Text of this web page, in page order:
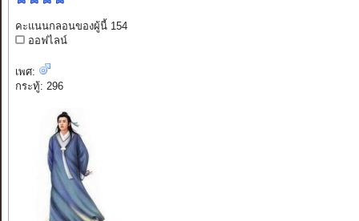
คะแนนกลอนของผู้นี้ 154
ออฟไลน์
เพศ:
กระทู้: 296